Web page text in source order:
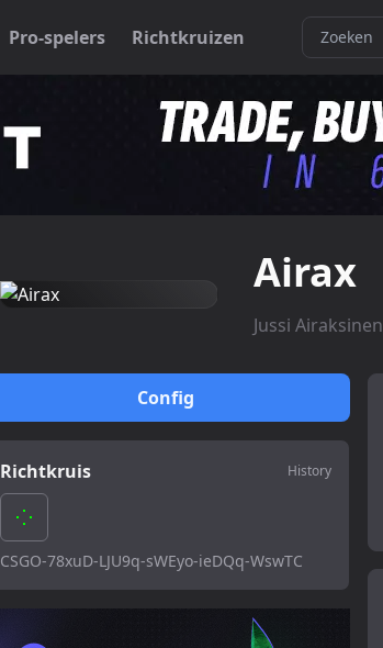
Pro-spelers Richtkruizen
Airax
Jussi Airaksinen
Config
Richtkruis History
CSGO-78xuD-LJU9q-sWEyo-ieDQq-WswTC